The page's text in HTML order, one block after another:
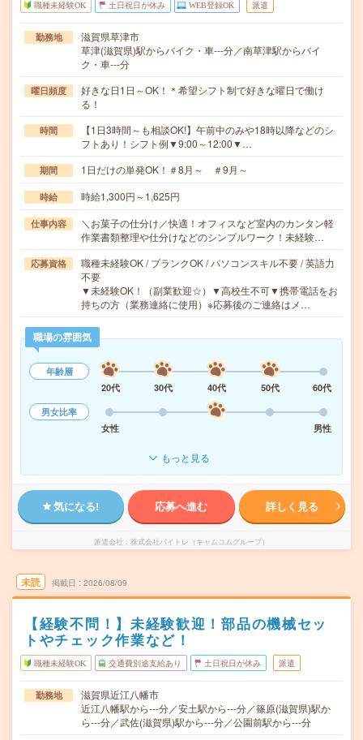
職種未経験OK 土日祝日が休み WEB登録OK 派遣
勤務地
滋賀県草津市
草津(滋賀県)駅からバイク・車---分／南草津駅からバイ
ク・車---分
曜日頻度
好きな日1日～OK！＊希望シフト制で好きな曜日で働け
る！
時間
【1日3時間～も相談OK!】午前中のみや18時以降などのシ
フトあり！シフト例▼9:00～12:00▼…
期間 1日だけの単発OK！＃8月～ ＃9月～
時給 時給1,300円～1,625円
仕事内容
＼お菓子の仕分け／快適！オフィスなど室内のカンタン軽
作業書類整理や仕分けなどのシンプルワーク！未経験…
応募資格
職種未経験OK / ブランクOK / パソコンスキル不要 / 英語力
不要
▼未経験OK！（副業歓迎☆）▼高校生不可▼携帯電話をお
持ちの方（業務連絡に使用）※応募後のご連絡はメ…
職場の雰囲気
年齢層
20代
30代 40代 50代
60代
男女比率
女性
男性
もっと見る
気になる! 応募へ進む 詳しく見る
派遣会社 株式会社バイトレ（キャムコムグループ）
未読 掲載日 2026/08/09
【経験不問！】未経験歓迎！部品の機械セッ
トやチェック作業など！
職種未経験OK 交通費別途支給あり 土日祝日が休み 派遣
勤務地
滋賀県近江八幡市
近江八幡駅から---分／安土駅から---分／篠原(滋賀県)駅か
ら---分／武佐(滋賀県)駅から---分／公園前駅から---分